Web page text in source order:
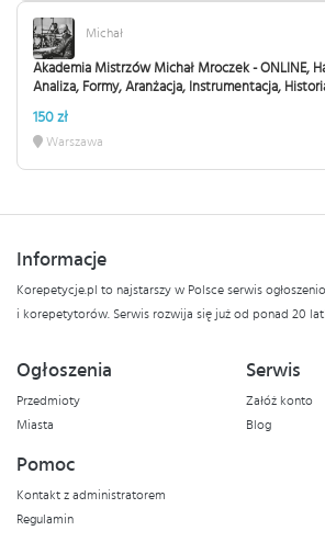
Michał
Akademia Mistrzów Michał Mroczek - ONLINE,
Analiza, Formy, Aranżacja, Instrumentacja,
150 zł
Warszawa
Informacje
Korepetycje.pl to najstarszy w Polsce serwis
i korepetytorów. Serwis rozwija się już od ponad 20 lat!
Ogłoszenia
Przedmioty
Miasta
Serwis
Załóż konto
Blog
Pomoc
Kontakt z administratorem
Regulamin